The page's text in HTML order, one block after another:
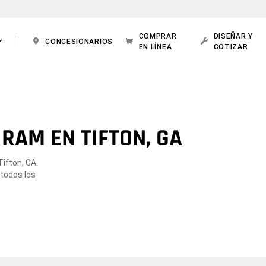
CONCESIONARIOS
COMPRAR
EN LÍNEA
DISEÑAR Y
COTIZAR
EN TIFTON, GA
GA.
los